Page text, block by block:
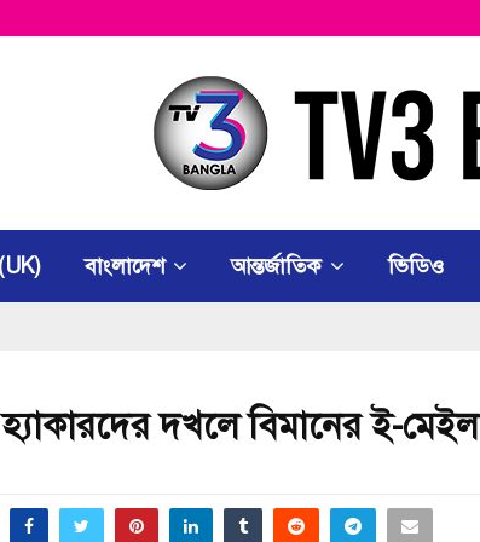
বাংলাদেশ আন্তর্জাতিক ভিডিও
দখলে বিমানের ই-মেইল